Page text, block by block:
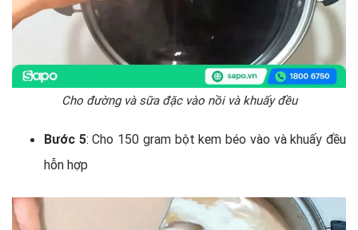
Cho đường và sữa đặc vào nồi và khuấy đều
Bước 5: Cho 150 gram bột kem béo vào và khuấy đều
hỗn hợp